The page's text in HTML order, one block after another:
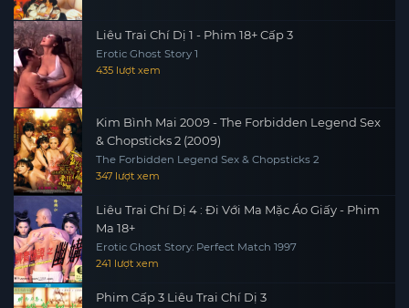
Liêu Trai Chí Dị 1 - Phim 18+ Cấp 3
Erotic Ghost Story 1
435 lượt xem
Kim Bình Mai 2009 - The Forbidden Legend Sex
& Chopsticks 2 (2009)
The Forbidden Legend Sex & Chopsticks 2
347 lượt xem
Liêu Trai Chí Dị 4 : Đi Với Ma Mặc Áo Giấy - Phim
Ma 18+
Erotic Ghost Story: Perfect Match 1997
241 lượt xem
Phim Cấp 3 Liêu Trai Chí Dị 3